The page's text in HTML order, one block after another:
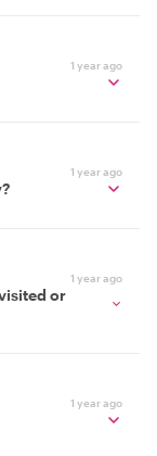
1 year ago
1 year ago
1 year ago
or
1 year ago